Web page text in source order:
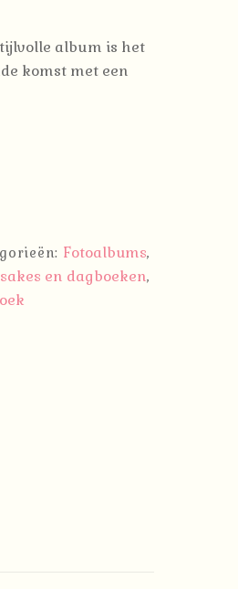
album is het
komst met een
Fotoalbums,
en dagboeken,